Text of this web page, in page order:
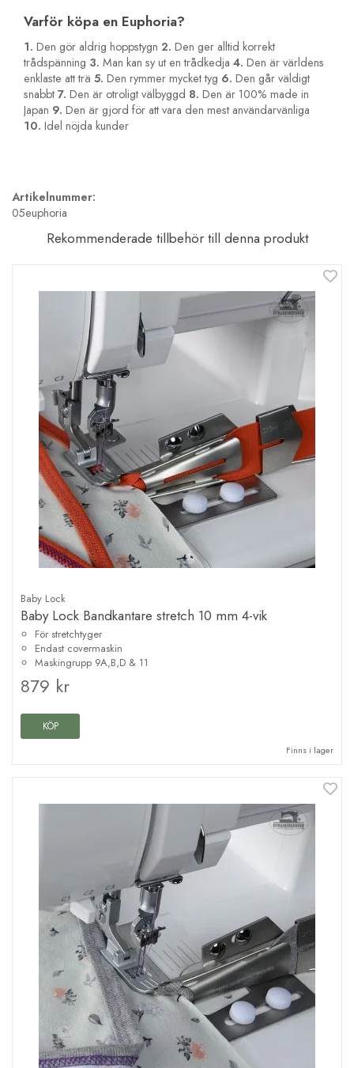
Varför köpa en Euphoria?
1. Den gör aldrig hoppstygn 2. Den ger alltid korrekt
trådspänning 3. Man kan sy ut en trådkedja 4. Den är världens
enklaste att trä 5. Den rymmer mycket tyg 6. Den går väldigt
snabbt 7. Den är otroligt välbyggd 8. Den är 100% made in
Japan 9. Den är gjord för att vara den mest användarvänliga
10. Idel nöjda kunder
Artikelnummer:
05euphoria
Rekommenderade tillbehör till denna produkt
Baby Lock
Baby Lock Bandkantare stretch 10 mm 4-vik
För stretchtyger
Endast covermaskin
Maskingrupp 9A,B,D & 11
879 kr
KÖP
Finns i lager